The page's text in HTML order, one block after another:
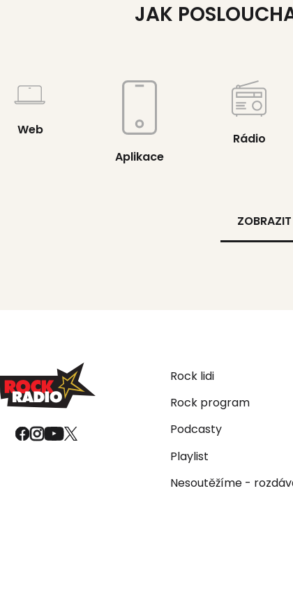
JAK
Web
Aplikace
Rádio
Rock lidi
Rock program
Podcasty
Playlist
Nesoutěžíme -